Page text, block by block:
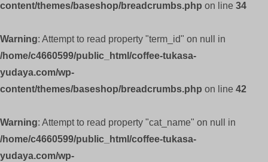
content/themes/baseshop/breadcrumbs.php on line 34
Warning: Attempt to read property "term_id" on null in
/home/c4660599/public_html/coffee-tukasa-
yudaya.com/wp-
content/themes/baseshop/breadcrumbs.php on line 42
Warning: Attempt to read property "cat_name" on null in
/home/c4660599/public_html/coffee-tukasa-
yudaya.com/wp-